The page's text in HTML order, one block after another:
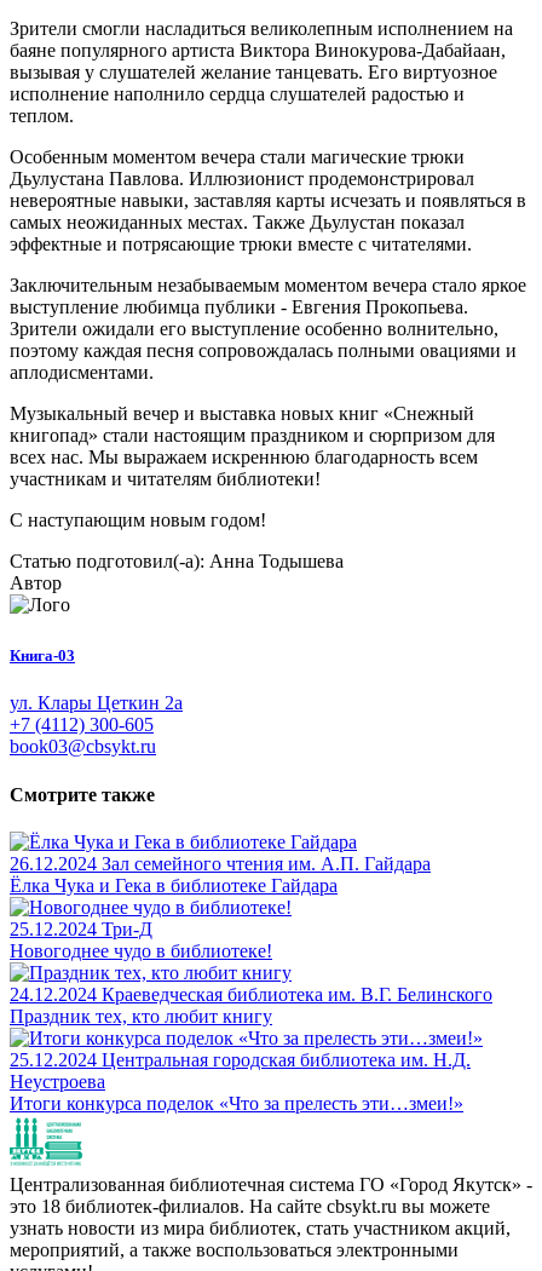
Зрители смогли насладиться великолепным исполнением на
баяне популярного артиста Виктора Винокурова-Дабайаан,
вызывая у слушателей желание танцевать. Его виртуозное
исполнение наполнило сердца слушателей радостью и
теплом.
Особенным моментом вечера стали магические трюки
Дьулустана Павлова. Иллюзионист продемонстрировал
невероятные навыки, заставляя карты исчезать и появляться в
самых неожиданных местах. Также Дьулустан показал
эффектные и потрясающие трюки вместе с читателями.
Заключительным незабываемым моментом вечера стало яркое
выступление любимца публики - Евгения Прокопьева.
Зрители ожидали его выступление особенно волнительно,
поэтому каждая песня сопровождалась полными овациями и
аплодисментами.
Музыкальный вечер и выставка новых книг «Снежный
книгопад» стали настоящим праздником и сюрпризом для
всех нас. Мы выражаем искреннюю благодарность всем
участникам и читателям библиотеки!
С наступающим новым годом!
Статью подготовил(-а): Анна Тодышева
Автор
Книга-03
ул. Клары Цеткин 2а
+7 (4112) 300-605
book03@cbsykt.ru
Смотрите также
26.12.2024 Зал семейного чтения им. А.П. Гайдара
Ёлка Чука и Гека в библиотеке Гайдара
25.12.2024 Три-Д
Новогоднее чудо в библиотеке!
24.12.2024 Краеведческая библиотека им. В.Г. Белинского
Праздник тех, кто любит книгу
25.12.2024 Центральная городская библиотека им. Н.Д.
Неустроева
Итоги конкурса поделок «Что за прелесть эти…змеи!»
Централизованная библиотечная система ГО «Город Якутск» -
это 18 библиотек-филиалов. На сайте cbsykt.ru вы можете
узнать новости из мира библиотек, стать участником акций,
мероприятий, а также воспользоваться электронными